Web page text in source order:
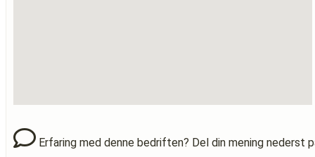
Erfaring med denne bedriften? Del din mening nederst